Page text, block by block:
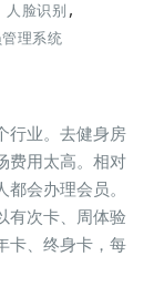
人脸识别 ,
理系统
行业。去健身房
费用太高。相对
会办理会员。
有次卡、周体验
卡、终身卡，每